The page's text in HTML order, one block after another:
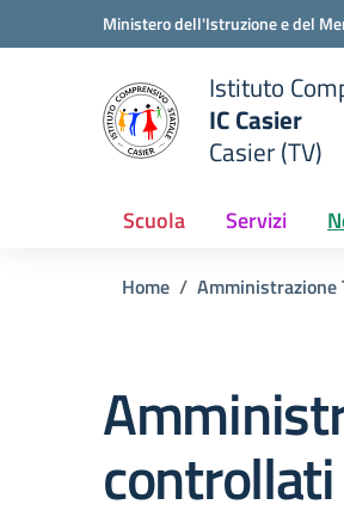
Vai ai contenuti
Vai al menu di navigazioneMinistero dell'Istruzione e del
della scuola
Istituto
IC Casier
Casier (TV)
Scuola Servizi
Home Amministrazione
controllati